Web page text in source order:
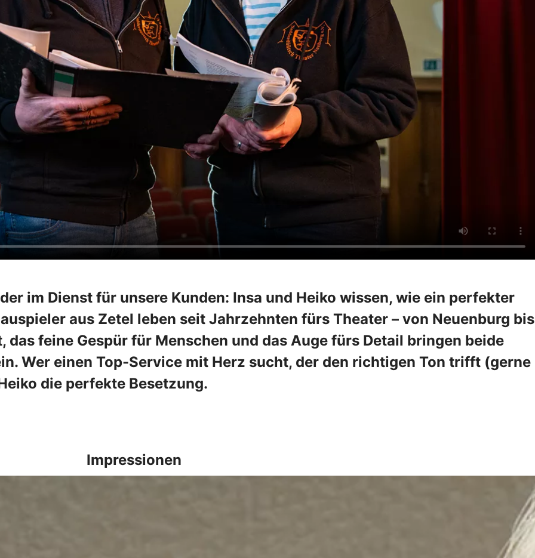
im Dienst für unsere Kunden: Insa und Heiko wissen, wie ein perfekter
aus Zetel leben seit Jahrzehnten fürs Theater – von Neuenburg bis
das feine Gespür für Menschen und das Auge fürs Detail bringen beide
Wer einen Top-Service mit Herz sucht, der den richtigen Ton trifft (gerne
die perfekte Besetzung.
Impressionen